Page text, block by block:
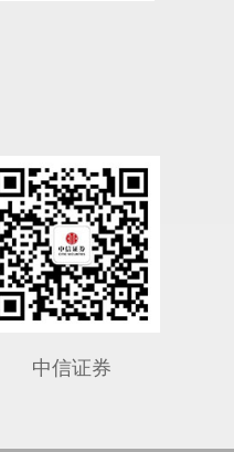
中信证券